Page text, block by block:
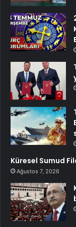
Küresel Sumud
Ağustos 7, 2026